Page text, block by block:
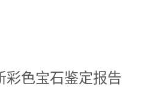
彩色宝石鉴定报告